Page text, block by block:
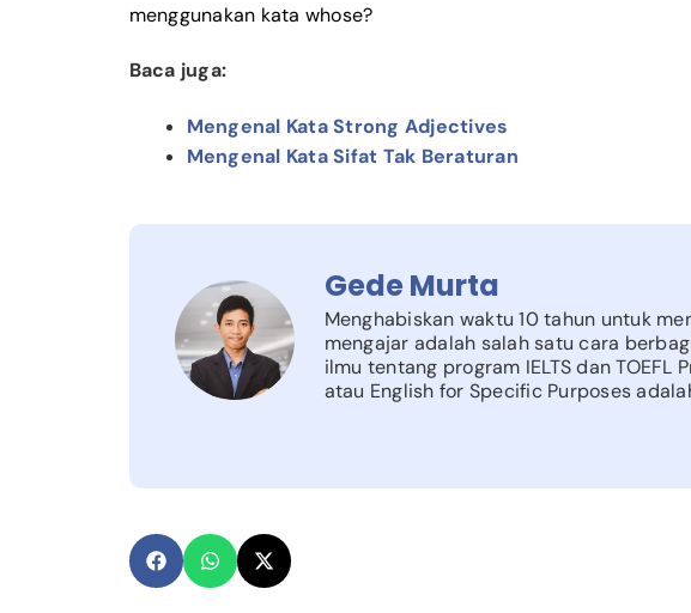
menggunakan kata whose?
Baca juga:
Mengenal Kata Strong Adjectives
Mengenal Kata Sifat Tak Beraturan
Gede Murta
Menghabiskan waktu 10 tahun untuk
mengajar adalah salah satu cara
ilmu tentang program IELTS dan TOEFL
atau English for Specific Purposes